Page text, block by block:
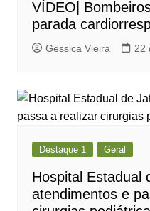
VÍDEO|
parada
Gessica Vieira 22
Destaque 1 Geral
Hospital Estadual
atendimentos e